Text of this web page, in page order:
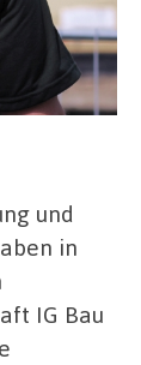
und
in
IG Bau